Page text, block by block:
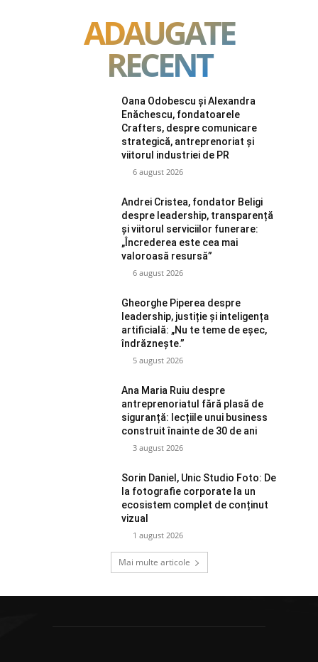
ADAUGATE
RECENT
Oana Odobescu și Alexandra
Enăchescu, fondatoarele
Crafters, despre comunicare
strategică, antreprenoriat și
viitorul industriei de PR
6 august 2026
Andrei Cristea, fondator Beligi
despre leadership, transparență
și viitorul serviciilor funerare:
„Încrederea este cea mai
valoroasă resursă”
6 august 2026
Gheorghe Piperea despre
leadership, justiție și inteligența
artificială: „Nu te teme de eșec,
îndrăznește.”
5 august 2026
Ana Maria Ruiu despre
antreprenoriatul fără plasă de
siguranță: lecțiile unui business
construit înainte de 30 de ani
3 august 2026
Sorin Daniel, Unic Studio Foto: De
la fotografie corporate la un
ecosistem complet de conținut
vizual
1 august 2026
Mai multe articole